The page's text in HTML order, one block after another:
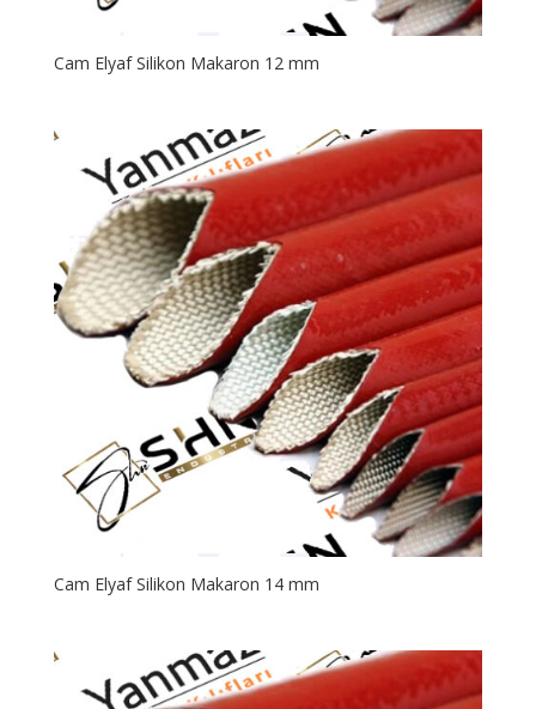
Cam Elyaf Silikon Makaron 12 mm
Cam Elyaf Silikon Makaron 14 mm